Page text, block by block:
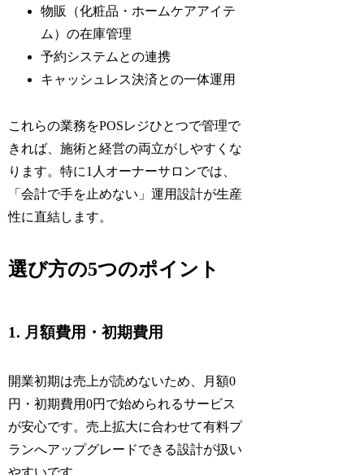
物販（化粧品・ホームケアアイテ
ム）の在庫管理
予約システムとの連携
キャッシュレス決済との一体運用
これらの業務をPOSレジひとつで管理で
きれば、施術と経営の両立がしやすくな
ります。特に1人オーナーサロンでは、
「会計で手を止めない」運用設計が生産
性に直結します。
選び方の5つのポイント
1. 月額費用・初期費用
開業初期は売上が読めないため、月額0
円・初期費用0円で始められるサービス
が安心です。売上拡大に合わせて有料プ
ランへアップグレードできる設計が扱い
やすいです。